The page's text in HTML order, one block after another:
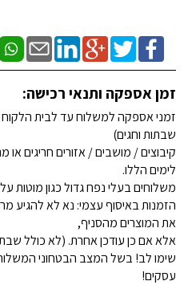
זמן אספקה ותנאי רכישה:
שבתות וחגים)
קיבוצים / מושבים / אזורים חריגים או
לימים הללו.
משלוחים בעלי נפח גדול כגון מוטות
הזמנות באיסוף עצמי: נא לא להגיע
את המוצרים מהסניף,
אלא אם כן עודכן אחרת. (לא כולל
שימו לב! בשל המצב הבטחוני
עסקים!